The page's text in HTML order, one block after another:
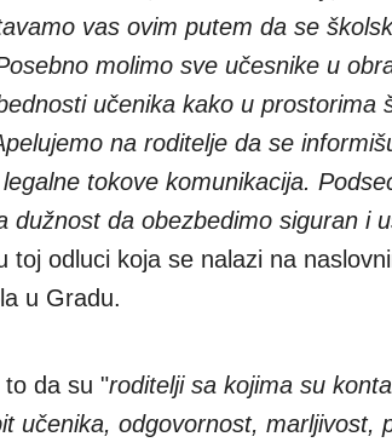
vas ovim putem da se
molimo sve učesnike u
učenika kako u prostorima
na roditelje da se
tokove komunikacija.
dužnost da obezbedimo siguran i
toj odluci koja se nalazi na
u Gradu.
to da su "roditelji sa kojima su
učenika, odgovornost, marljivost,